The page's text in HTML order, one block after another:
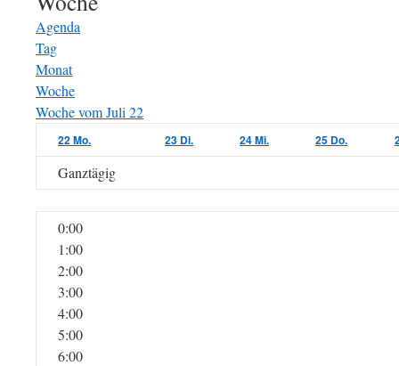
Agenda
Tag
Monat
Woche
Woche vom Juli 22
22Mo. 23 Di. 24Mi. 25 Do.
Ganztägig
0:00
1:00
2:00
3:00
4:00
5:00
6:00